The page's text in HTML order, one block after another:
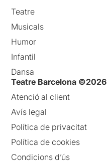
Teatre
Musicals
Humor
Infantil
Dansa
Teatre Barcelona ©2026
Atenció al client
Avís legal
Política de privacitat
Política de cookies
Condicions d’ús